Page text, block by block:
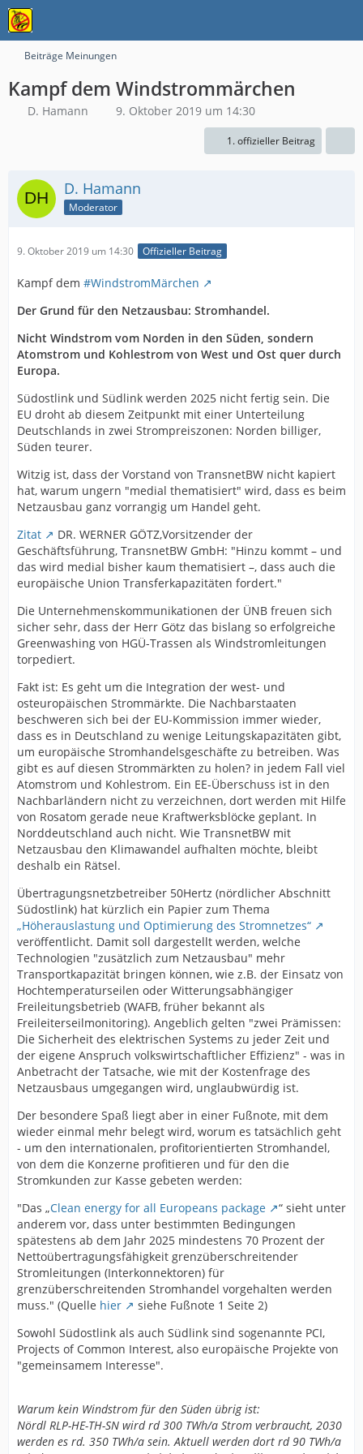
Beiträge Meinungen
Kampf dem Windstrommärchen
D. Hamann 9. Oktober 2019 um 14:30
1. offizieller Beitrag
D. Hamann
Moderator
9. Oktober 2019 um 14:30 Offizieller Beitrag
Kampf dem #WindstromMärchen
Der Grund für den Netzausbau: Stromhandel.
Nicht Windstrom vom Norden in den Süden, sondern
Atomstrom und Kohlestrom von West und Ost quer durch
Europa.
Südostlink und Südlink werden 2025 nicht fertig sein. Die
EU droht ab diesem Zeitpunkt mit einer Unterteilung
Deutschlands in zwei Strompreiszonen: Norden billiger,
Süden teurer.
Witzig ist, dass der Vorstand von TransnetBW nicht kapiert
hat, warum ungern "medial thematisiert" wird, dass es beim
Netzausbau ganz vorrangig um Handel geht.
Zitat
DR. WERNER GÖTZ,Vorsitzender der
Geschäftsführung, TransnetBW GmbH: "Hinzu kommt – und
das wird medial bisher kaum thematisiert –, dass auch die
europäische Union Transferkapazitäten fordert."
Die Unternehmenskommunikationen der ÜNB freuen sich
sicher sehr, dass der Herr Götz das bislang so erfolgreiche
Greenwashing von HGÜ-Trassen als Windstromleitungen
torpediert.
Fakt ist: Es geht um die Integration der west- und
osteuropäischen Strommärkte. Die Nachbarstaaten
beschweren sich bei der EU-Kommission immer wieder,
dass es in Deutschland zu wenige Leitungskapazitäten gibt,
um europäische Stromhandelsgeschäfte zu betreiben. Was
gibt es auf diesen Strommärkten zu holen? in jedem Fall viel
Atomstrom und Kohlestrom. Ein EE-Überschuss ist in den
Nachbarländern nicht zu verzeichnen, dort werden mit Hilfe
von Rosatom gerade neue Kraftwerksblöcke geplant. In
Norddeutschland auch nicht. Wie TransnetBW mit
Netzausbau den Klimawandel aufhalten möchte, bleibt
deshalb ein Rätsel.
Übertragungsnetzbetreiber 50Hertz (nördlicher Abschnitt
Südostlink) hat kürzlich ein Papier zum Thema
„Höherauslastung und Optimierung des Stromnetzes“
veröffentlicht. Damit soll dargestellt werden, welche
Technologien "zusätzlich zum Netzausbau" mehr
Transportkapazität bringen können, wie z.B. der Einsatz von
Hochtemperaturseilen oder Witterungsabhängiger
Freileitungsbetrieb (WAFB, früher bekannt als
Freileiterseilmonitoring). Angeblich gelten "zwei Prämissen:
Die Sicherheit des elektrischen Systems zu jeder Zeit und
der eigene Anspruch volkswirtschaftlicher Effizienz" - was in
Anbetracht der Tatsache, wie mit der Kostenfrage des
Netzausbaus umgegangen wird, unglaubwürdig ist.
Der besondere Spaß liegt aber in einer Fußnote, mit dem
wieder einmal mehr belegt wird, worum es tatsächlich geht
- um den internationalen, profitorientierten Stromhandel,
von dem die Konzerne profitieren und für den die
Stromkunden zur Kasse gebeten werden:
"Das „Clean energy for all Europeans package
“ sieht unter
anderem vor, dass unter bestimmten Bedingungen
spätestens ab dem Jahr 2025 mindestens 70 Prozent der
Nettoübertragungsfähigkeit grenzüberschreitender
Stromleitungen (Interkonnektoren) für
grenzüberschreitenden Stromhandel vorgehalten werden
muss." (Quelle hier
siehe Fußnote 1 Seite 2)
Sowohl Südostlink als auch Südlink sind sogenannte PCI,
Projects of Common Interest, also europäische Projekte von
"gemeinsamem Interesse".
Warum kein Windstrom für den Süden übrig ist:
Nördl RLP-HE-TH-SN wird rd 300 TWh/a Strom verbraucht, 2030
werden es rd. 350 TWh/a sein. Aktuell werden dort rd 90 TWh/a